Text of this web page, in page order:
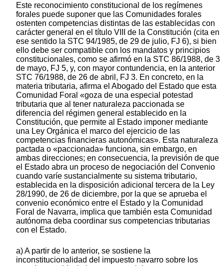
Este reconocimiento constitucional de los regímenes
forales puede suponer que las Comunidades forales
ostenten competencias distintas de las establecidas con
carácter general en el título VIII de la Constitución (cita en
ese sentido la STC 94/1985, de 29 de julio, FJ 6), si bien
ello debe ser compatible con los mandatos y principios
constitucionales, como se afirmó en la STC 86/1988, de 3
de mayo, FJ 5, y, con mayor contundencia, en la anterior
STC 76/1988, de 26 de abril, FJ 3. En concreto, en la
materia tributaria, afirma el Abogado del Estado que esta
Comunidad Foral «goza de una especial potestad
tributaria que al tener naturaleza paccionada se
diferencia del régimen general establecido en la
Constitución, que permite al Estado imponer mediante
una Ley Orgánica el marco del ejercicio de las
competencias financieras autonómicas». Esta naturaleza
pactada o «paccionada» funciona, sin embargo, en
ambas direcciones; en consecuencia, la previsión de que
el Estado abra un proceso de negociación del Convenio
cuando varíe sustancialmente su sistema tributario,
establecida en la disposición adicional tercera de la Ley
28/1990, de 26 de diciembre, por la que se aprueba el
convenio económico entre el Estado y la Comunidad
Foral de Navarra, implica que también esta Comunidad
autónoma deba coordinar sus competencias tributarias
con el Estado.
a) A partir de lo anterior, se sostiene la
inconstitucionalidad del impuesto navarro sobre los